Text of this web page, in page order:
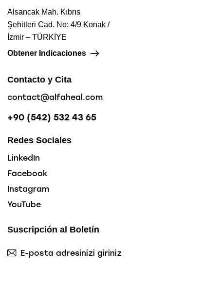
Alsancak Mah. Kıbrıs
Şehitleri Cad. No: 4/9 Konak /
İzmir – TÜRKİYE
Obtener Indicaciones
Contacto y Cita
contact@alfaheal.com
+90 (542) 532 43 65
Redes Sociales
LinkedIn
Facebook
Instagram
YouTube
Suscripción al Boletín